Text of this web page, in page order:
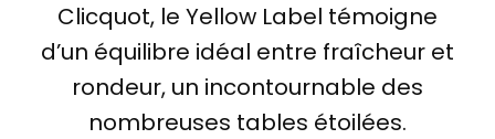
Clicquot, le Yellow Label témoigne
d’un équilibre idéal entre fraîcheur et
rondeur, un incontournable des
nombreuses tables étoilées.